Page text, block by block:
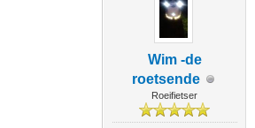
Wim -de
roetsende
Roeifietser